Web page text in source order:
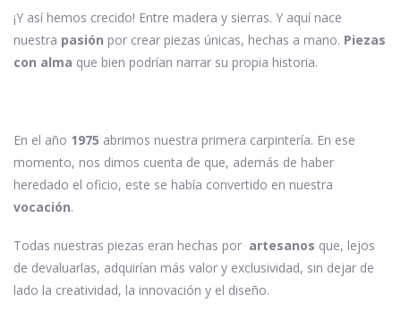
¡Y así hemos crecido! Entre madera y sierras. Y aquí nace
nuestra pasión por crear piezas únicas, hechas a mano. Piezas
con alma que bien podrían narrar su propia historia.
En el año 1975 abrimos nuestra primera carpintería. En ese
momento, nos dimos cuenta de que, además de haber
heredado el oficio, este se había convertido en nuestra
vocación.
Todas nuestras piezas eran hechas por artesanos que, lejos
de devaluarlas, adquirían más valor y exclusividad, sin dejar de
lado la creatividad, la innovación y el diseño.